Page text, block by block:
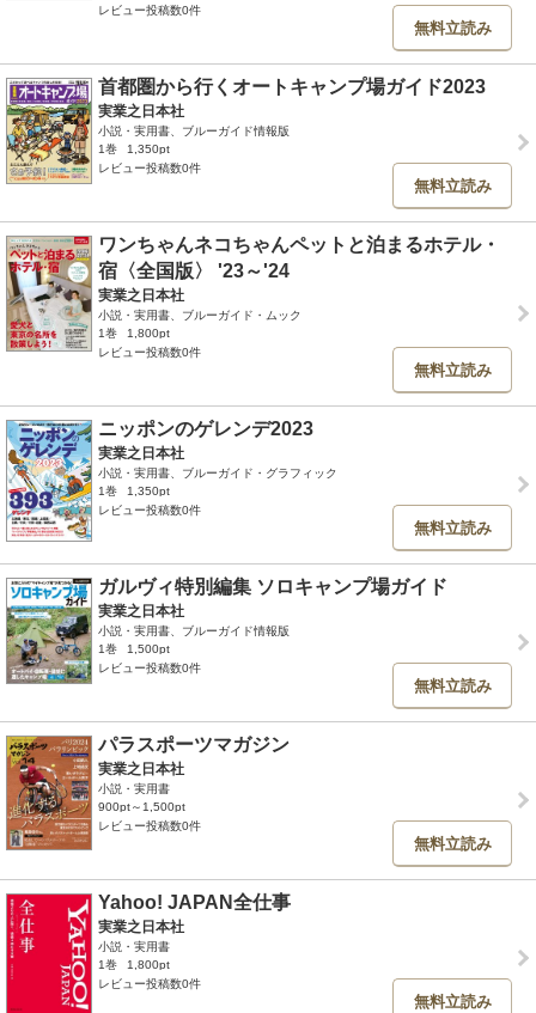
レビュー投稿数0件
無料立読み
首都圏から行くオートキャンプ場ガイド2023
実業之日本社
小説・実用書、ブルーガイド情報版
1巻
1,350pt
レビュー投稿数0件
無料立読み
ワンちゃんネコちゃんペットと泊まるホテル・
宿〈全国版〉 '23～'24
実業之日本社
小説・実用書、ブルーガイド・ムック
1巻
1,800pt
レビュー投稿数0件
無料立読み
ニッポンのゲレンデ2023
実業之日本社
小説・実用書、ブルーガイド・グラフィック
1巻
1,350pt
レビュー投稿数0件
無料立読み
ガルヴィ特別編集 ソロキャンプ場ガイド
実業之日本社
小説・実用書、ブルーガイド情報版
1巻
1,500pt
レビュー投稿数0件
無料立読み
パラスポーツマガジン
実業之日本社
小説・実用書
900pt～1,500pt
レビュー投稿数0件
無料立読み
Yahoo! JAPAN全仕事
実業之日本社
小説・実用書
1巻
1,800pt
レビュー投稿数0件
無料立読み